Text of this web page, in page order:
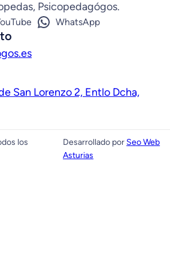
Psicopedagógos.
WhatsApp
San Lorenzo 2, Entlo Dcha,
los
Desarrollado por Seo Web
Asturias